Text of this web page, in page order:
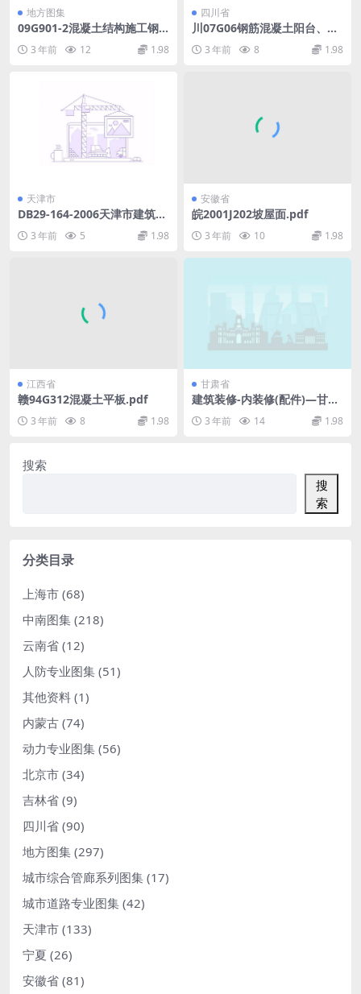
地方图集
09G901-2混凝土结构施工钢
筋排布规则与构造详图（现浇
混凝土框架、剪力墙、框架－
3 年前 12 1.98
四川省
川07G06钢筋混凝土阳台、挑
廊构件四川BDJT20-59.pdf
3 年前 8 1.98
天津市
DB29-164-2006天津市建筑节
3 年前 5 1.98
安徽省
皖2001J202坡屋面.pdf
3 年前 10 1.98
江西省
赣94G312混凝土平板.pdf
3 年前 8 1.98
甘肃省
建筑装修-内装修(配件)—甘12
3 年前 14 1.98
搜索
搜
索
分类目录
上海市 (68)
中南图集 (218)
云南省 (12)
人防专业图集 (51)
其他资料 (1)
内蒙古 (74)
动力专业图集 (56)
北京市 (34)
吉林省 (9)
四川省 (90)
地方图集 (297)
城市综合管廊系列图集 (17)
城市道路专业图集 (42)
天津市 (133)
宁夏 (26)
安徽省 (81)